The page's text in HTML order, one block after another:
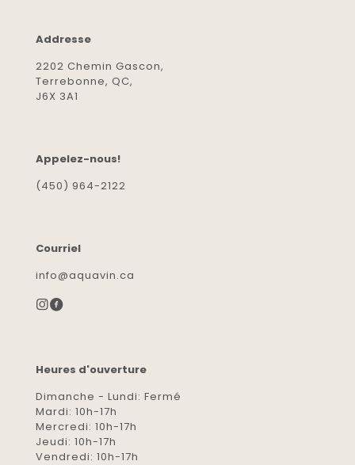
Addresse
2202 Chemin Gascon,
Terrebonne, QC,
J6X 3A1
Appelez-nous!
(450) 964-2122
Courriel
info@aquavin.ca
Heures d'ouverture
Dimanche - Lundi: Fermé
Mardi: 10h-17h
Mercredi: 10h-17h
Jeudi: 10h-17h
Vendredi: 10h-17h